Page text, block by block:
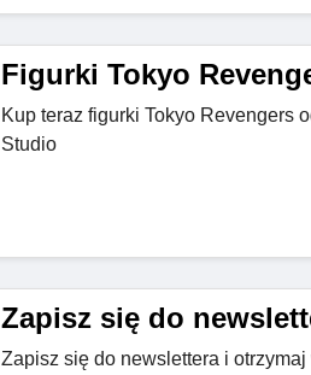
Figurki Tokyo
Kup teraz figurki Tokyo Revengers
Studio
Zapisz się do
Zapisz się do newslettera i